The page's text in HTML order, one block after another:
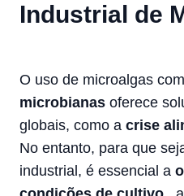
Industrial de
O uso de microalgas
microbianas oferece
globais, como a crise
No entanto, para que
industrial, é essencial a